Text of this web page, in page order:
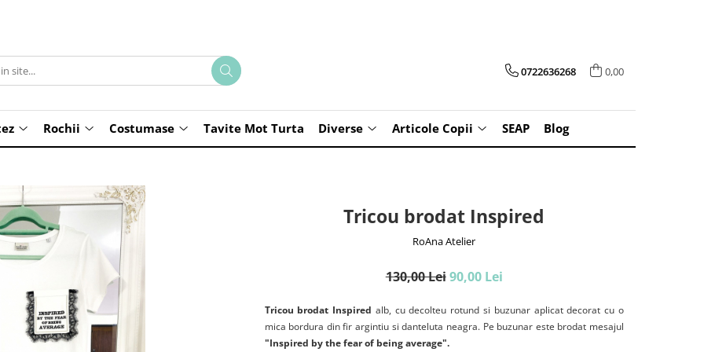
0722636268 0,00
Rochii Costumase Tavite Mot Turta Diverse Articole Copii SEAP Blog
Tricou brodat Inspired
RoAna Atelier
130,00 Lei90,00 Lei
Tricou brodat Inspired alb, cu decolteu rotund si buzunar aplicat decorat cu o
mica bordura din fir argintiu si danteluta neagra. Pe buzunar este brodat mesajul
"Inspired by the fear of being average".